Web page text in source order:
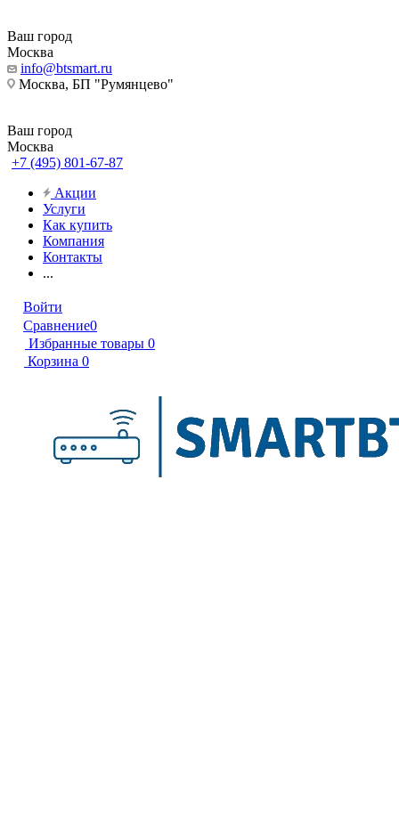
Ваш город
Москва
info@btsmart.ru
Москва, БП "Румянцево"
Ваш город
Москва
+7 (495) 801-67-87
Акции
Услуги
Как купить
Компания
Контакты
...
Войти
Сравнение0
Избранные товары 0
Корзина 0